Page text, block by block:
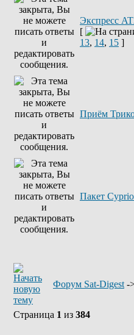
Экспресс
[
13, 14, 15 ]
Приём
Пакет
Форум Sat-Digest -
Страница 1 из 384